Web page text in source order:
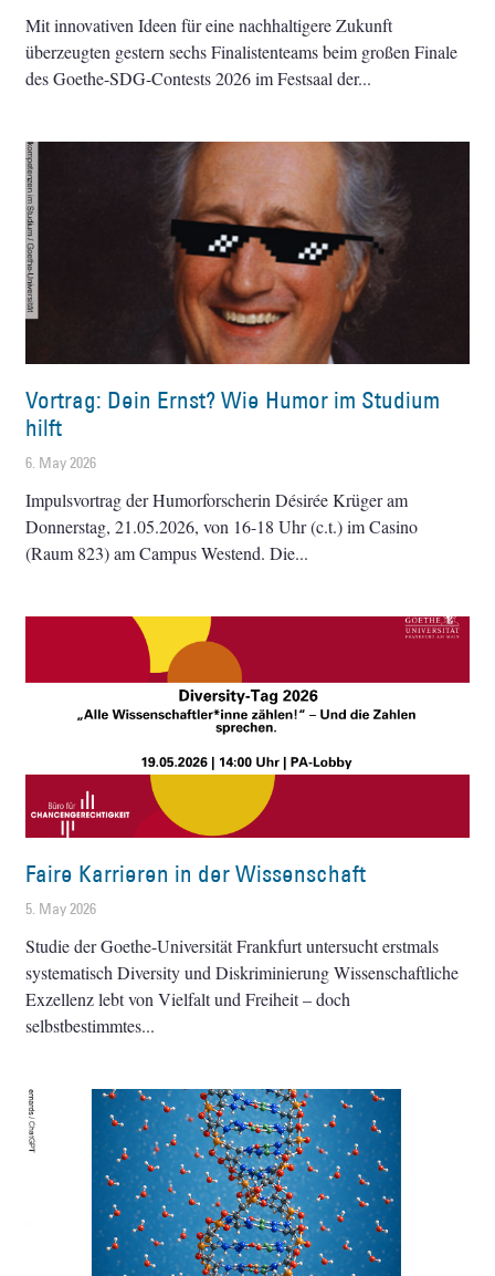
Mit innovativen Ideen für eine nachhaltigere Zukunft
überzeugten gestern sechs Finalistenteams beim großen Finale
des Goethe-SDG-Contests 2026 im Festsaal der
Vortrag: Dein Ernst? Wie Humor im Studium
hilft
6. May 2026
Impulsvortrag der Humorforscherin Désirée Krüger am
Donnerstag, 21.05.2026, von 16-18 Uhr (c.t.) im Casino
(Raum 823) am Campus Westend. Die
Faire Karrieren in der Wissenschaft
5. May 2026
Studie der Goethe-Universität Frankfurt untersucht erstmals
systematisch Diversity und Diskriminierung Wissenschaftliche
Exzellenz lebt von Vielfalt und Freiheit – doch
selbstbestimmtes